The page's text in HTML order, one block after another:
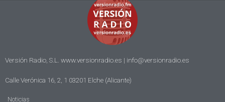
Versión Radio, S.L. www.versionradio.es | info@versionradio.es
Calle Verónica 16, 2, 1 03201 Elche (Alicante)
Noticias